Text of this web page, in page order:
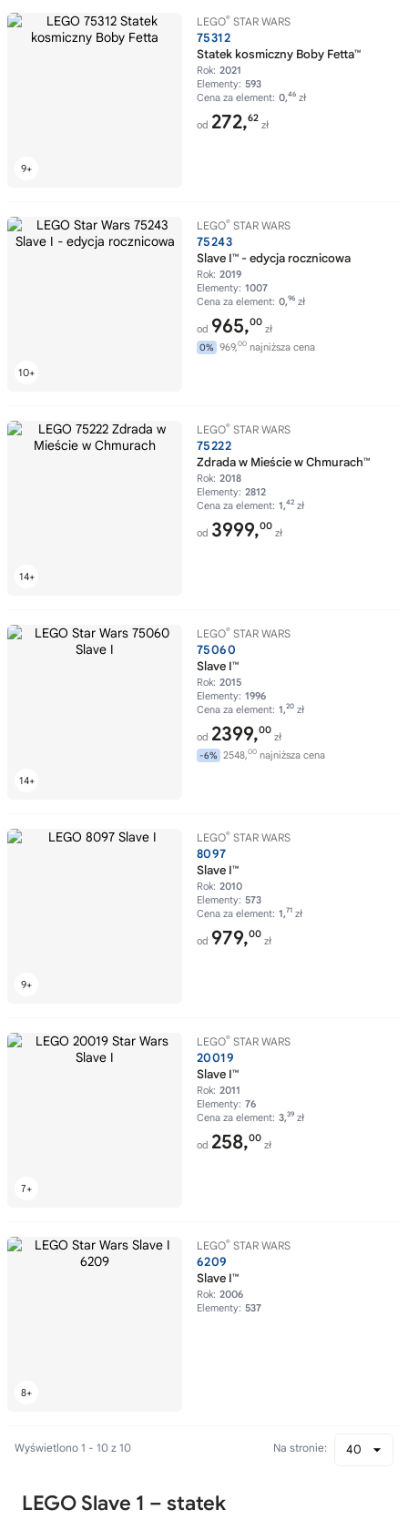
LEGO® STAR WARS
75312
Statek kosmiczny Boby Fetta™
Rok: 2021
Elementy: 593
Cena za element: 0,46 zł
od 272,62
zł
LEGO® STAR WARS
75243
Slave I™ - edycja rocznicowa
Rok: 2019
Elementy: 1007
Cena za element: 0,96 zł
od 965,00
zł
0% 969,00 najniższa cena
LEGO® STAR WARS
75222
Zdrada w Mieście w Chmurach™
Rok: 2018
Elementy: 2812
Cena za element: 1,42 zł
od 3999,00
zł
LEGO® STAR WARS
75060
Slave I™
Rok: 2015
Elementy: 1996
Cena za element: 1,20 zł
od 2399,00
zł
-6% 2548,00 najniższa cena
LEGO® STAR WARS
8097
Slave I™
Rok: 2010
Elementy: 573
Cena za element: 1,71 zł
od 979,00
zł
LEGO® STAR WARS
20019
Slave I™
Rok: 2011
Elementy: 76
Cena za element: 3,39 zł
od 258,00
zł
LEGO® STAR WARS
6209
Slave I™
Rok: 2006
Elementy: 537
Wyświetlono 1 - 10 z 10 40
Na stronie:
LEGO Slave 1 – statek